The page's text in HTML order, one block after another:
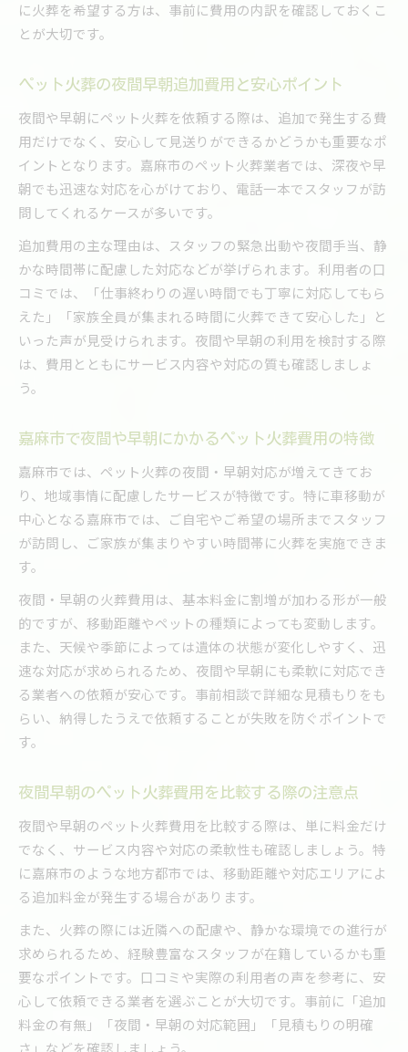
に火葬を希望する方は、事前に費用の内訳を確認しておくこ
とが大切です。
ペット火葬の夜間早朝追加費用と安心ポイント
夜間や早朝にペット火葬を依頼する際は、追加で発生する費
用だけでなく、安心して見送りができるかどうかも重要なポ
イントとなります。嘉麻市のペット火葬業者では、深夜や早
朝でも迅速な対応を心がけており、電話一本でスタッフが訪
問してくれるケースが多いです。
追加費用の主な理由は、スタッフの緊急出動や夜間手当、静
かな時間帯に配慮した対応などが挙げられます。利用者の口
コミでは、「仕事終わりの遅い時間でも丁寧に対応してもら
えた」「家族全員が集まれる時間に火葬できて安心した」と
いった声が見受けられます。夜間や早朝の利用を検討する際
は、費用とともにサービス内容や対応の質も確認しましょ
う。
嘉麻市で夜間や早朝にかかるペット火葬費用の特徴
嘉麻市では、ペット火葬の夜間・早朝対応が増えてきてお
り、地域事情に配慮したサービスが特徴です。特に車移動が
中心となる嘉麻市では、ご自宅やご希望の場所までスタッフ
が訪問し、ご家族が集まりやすい時間帯に火葬を実施できま
す。
夜間・早朝の火葬費用は、基本料金に割増が加わる形が一般
的ですが、移動距離やペットの種類によっても変動します。
また、天候や季節によっては遺体の状態が変化しやすく、迅
速な対応が求められるため、夜間や早朝にも柔軟に対応でき
る業者への依頼が安心です。事前相談で詳細な見積もりをも
らい、納得したうえで依頼することが失敗を防ぐポイントで
す。
夜間早朝のペット火葬費用を比較する際の注意点
夜間や早朝のペット火葬費用を比較する際は、単に料金だけ
でなく、サービス内容や対応の柔軟性も確認しましょう。特
に嘉麻市のような地方都市では、移動距離や対応エリアによ
る追加料金が発生する場合があります。
また、火葬の際には近隣への配慮や、静かな環境での進行が
求められるため、経験豊富なスタッフが在籍しているかも重
要なポイントです。口コミや実際の利用者の声を参考に、安
心して依頼できる業者を選ぶことが大切です。事前に「追加
料金の有無」「夜間・早朝の対応範囲」「見積もりの明確
さ」などを確認しましょう。